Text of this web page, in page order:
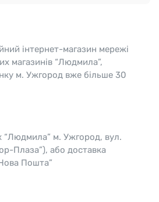
інтернет-магазин мережі
магазинів “Людмила”,
м. Ужгород вже більше 30
“Людмила” м. Ужгород, вул.
Плаза”), або доставка
Пошта”